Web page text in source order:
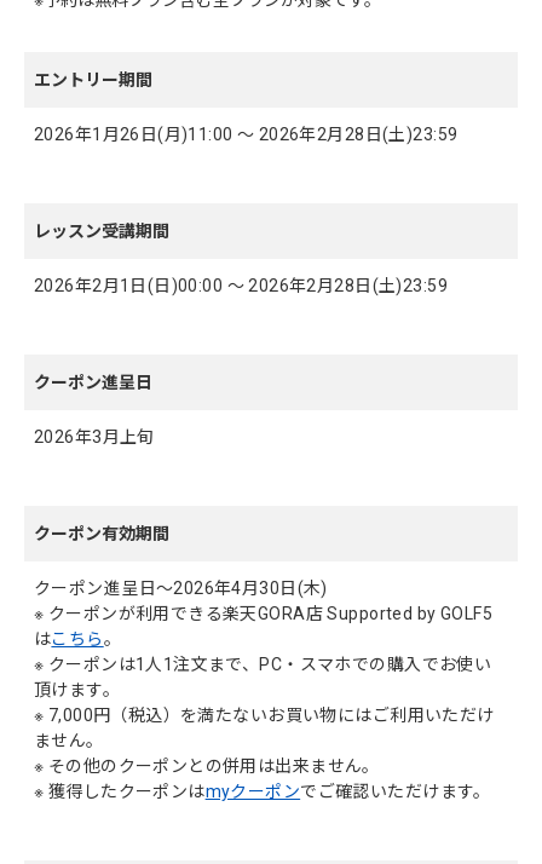
エントリー期間
2026年1月26日(月)11:00 ～ 2026年2月28日(土)23:59
レッスン受講期間
2026年2月1日(日)00:00 ～ 2026年2月28日(土)23:59
クーポン進呈日
2026年3月上旬
クーポン有効期間
クーポン進呈日～2026年4月30日(木)
※ クーポンが利用できる楽天GORA店 Supported by GOLF5
はこちら。
※ クーポンは1人1注文まで、PC・スマホでの購入でお使い
頂けます。
※ 7,000円（税込）を満たないお買い物にはご利用いただけ
ません。
※ その他のクーポンとの併用は出来ません。
※ 獲得したクーポンはmyクーポンでご確認いただけます。